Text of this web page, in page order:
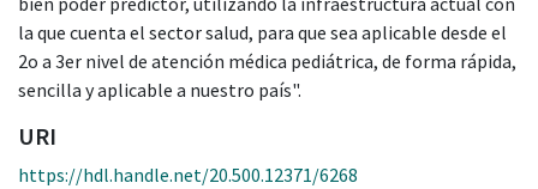
la que cuenta el sector salud, para que sea aplicable desde el
2o a 3er nivel de atención médica pediátrica, de forma rápida,
sencilla y aplicable a nuestro país".
URI
https://hdl.handle.net/20.500.12371/6268